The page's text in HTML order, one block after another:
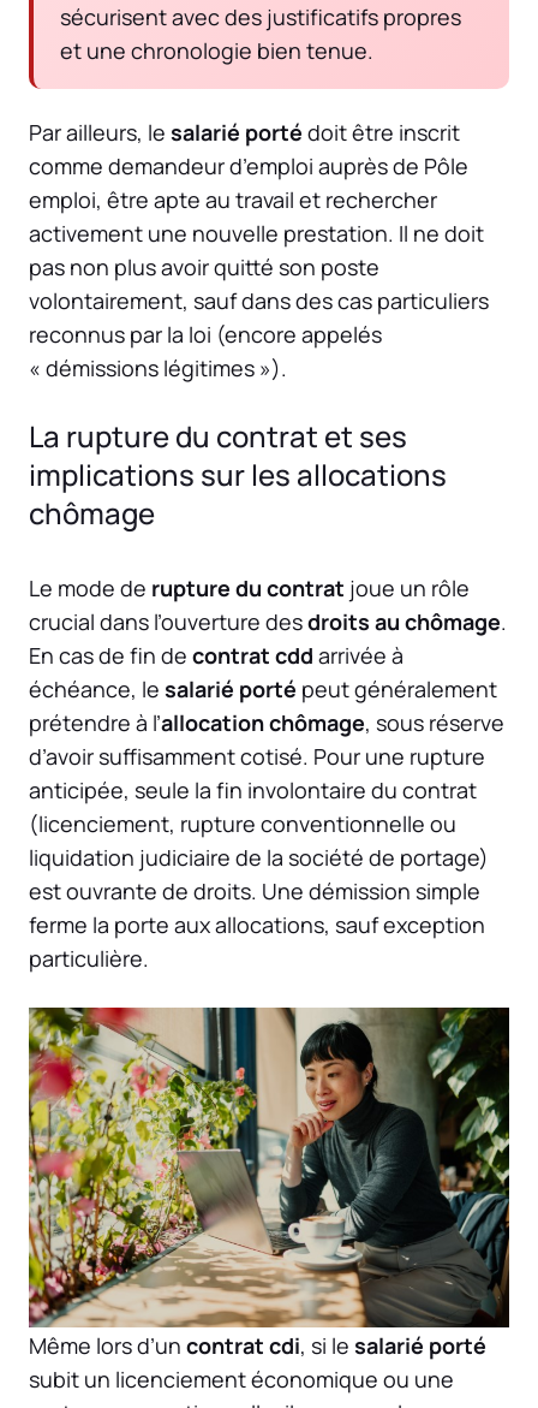
sécurisent avec des justificatifs propres
et une chronologie bien tenue.
Par ailleurs, le salarié porté doit être inscrit
comme demandeur d’emploi auprès de Pôle
emploi, être apte au travail et rechercher
activement une nouvelle prestation. Il ne doit
pas non plus avoir quitté son poste
volontairement, sauf dans des cas particuliers
reconnus par la loi (encore appelés
« démissions légitimes »).
La rupture du contrat et ses
implications sur les allocations
chômage
Le mode de rupture du contrat joue un rôle
crucial dans l’ouverture desdroits au chômage.
En cas de fin de contrat cdd arrivée à
échéance, le salarié porté peut généralement
prétendre à l’allocation chômage, sous réserve
d’avoir suffisamment cotisé. Pour une rupture
anticipée, seule la fin involontaire du contrat
(licenciement, rupture conventionnelle ou
liquidation judiciaire de la société de portage)
est ouvrante de droits. Une démission simple
ferme la porte aux allocations, sauf exception
particulière.
Même lors d’un contrat cdi, si le salarié porté
subit un licenciement économique ou une